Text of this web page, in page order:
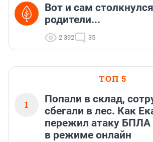
Вот и сам
родители...
2 392 35
ТОП 5
1
Попали в склад,
сбегали в лес. Как
пережил атаку БПЛА
в режиме онлайн